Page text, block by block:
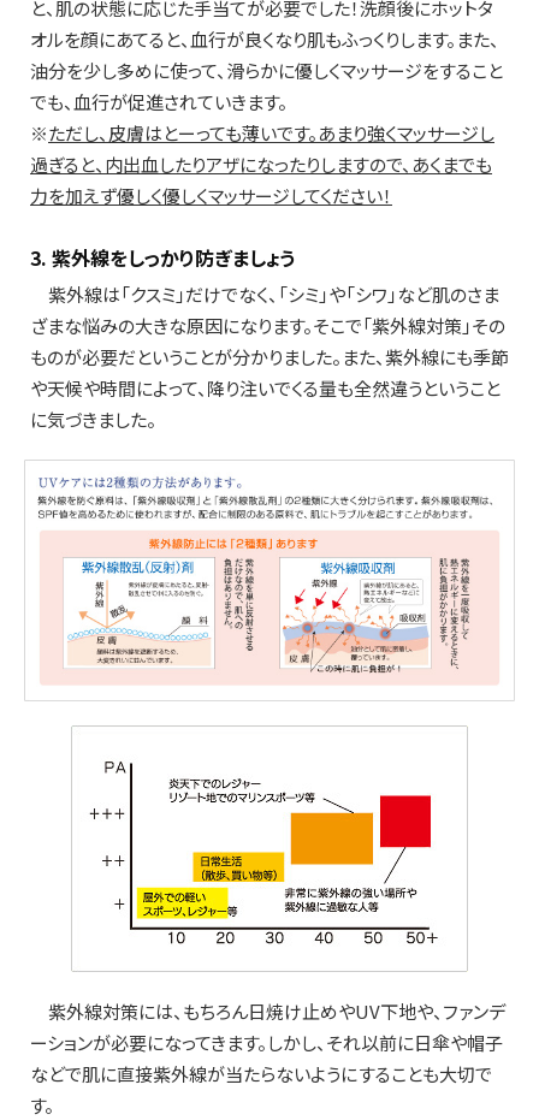
と、肌の状態に応じた手当てが必要でした！洗顔後にホットタ
オルを顔にあてると、血行が良くなり肌もふっくりします。また、
油分を少し多めに使って、滑らかに優しくマッサージをすること
でも、血行が促進されていきます。
※ただし、皮膚はとーっても薄いです。あまり強くマッサージし
過ぎると、内出血したりアザになったりしますので、あくまでも
力を加えず優しく優しくマッサージしてください！
3. 紫外線をしっかり防ぎましょう
紫外線は「クスミ」だけでなく、「シミ」や「シワ」など肌のさま
ざまな悩みの大きな原因になります。そこで「紫外線対策」その
ものが必要だということが分かりました。また、紫外線にも季節
や天候や時間によって、降り注いでくる量も全然違うということ
に気づきました。
紫外線対策には、もちろん日焼け止めやUV下地や、ファンデ
ーションが必要になってきます。しかし、それ以前に日傘や帽子
などで肌に直接紫外線が当たらないようにすることも大切で
す。